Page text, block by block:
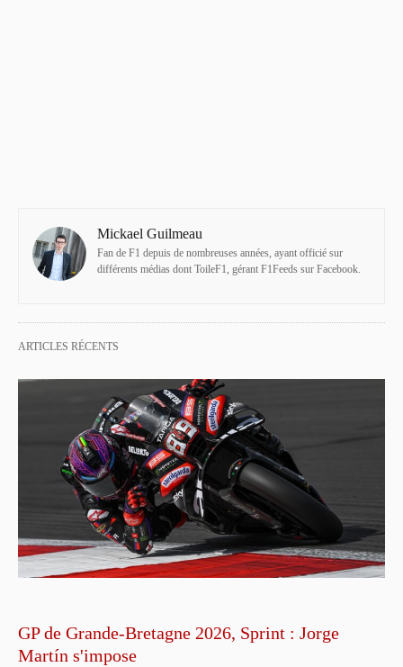
Mickael Guilmeau
Fan de F1 depuis de nombreuses années, ayant officié sur
différents médias dont ToileF1, gérant F1Feeds sur Facebook.
ARTICLES RÉCENTS
GP de Grande-Bretagne 2026, Sprint : Jorge
Martín s'impose